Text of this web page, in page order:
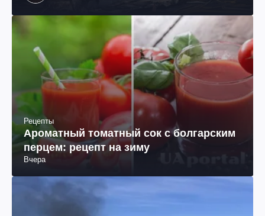
Рецепты
Ароматный томатный сок с болгарским
перцем: рецепт на зиму
Вчера